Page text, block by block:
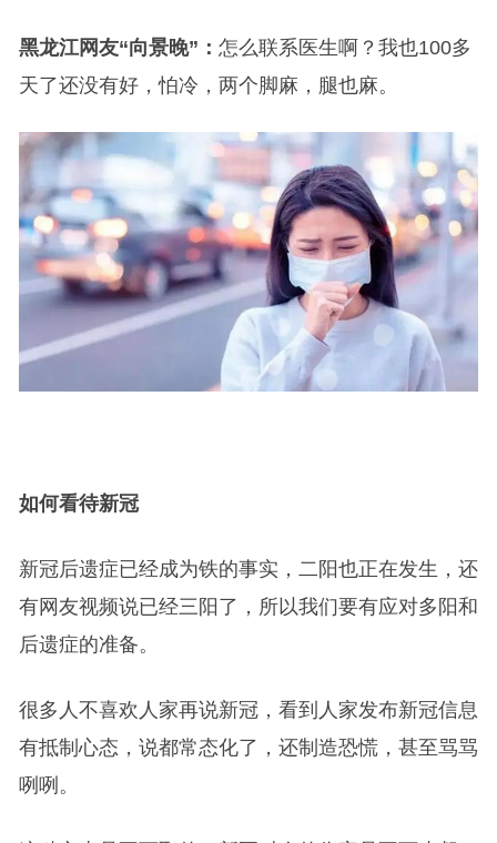
黑龙江网友“向景晚”： 怎么联系医生啊？我也100多
天了还没有好，怕冷，两个脚麻，腿也麻。
如何看待新冠
新冠后遗症已经成为铁的事实，二阳也正在发生，还
有网友视频说已经三阳了，所以我们要有应对多阳和
后遗症的准备。
很多人不喜欢人家再说新冠，看到人家发布新冠信息
有抵制心态，说都常态化了，还制造恐慌，甚至骂骂
咧咧。